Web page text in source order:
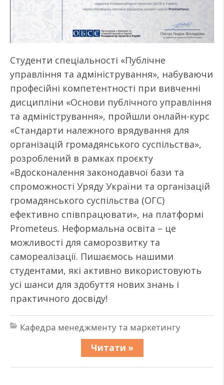
Студенти спеціальності «Публічне
управління та адміністрування», набуваючи
професійні компетентності при вивченні
дисципліни «Основи публічного управління
та адміністрування», пройшли онлайн-курс
«Стандарти належного врядування для
організацій громадянського суспільства»,
розроблений в рамках проєкту
«Вдосконалення законодавчої бази та
спроможності Уряду України та організацій
громадянського суспільства (ОГС)
ефективно співпрацювати», на платформі
Рrometeus. Неформальна освіта – це
можливості для саморозвитку та
самореалізації. Пишаємось нашими
студентами, які активно використовують
усі шанси для здобуття нових знань і
практичного досвіду!
Кафедра менеджменту та маркетингу
Читати »